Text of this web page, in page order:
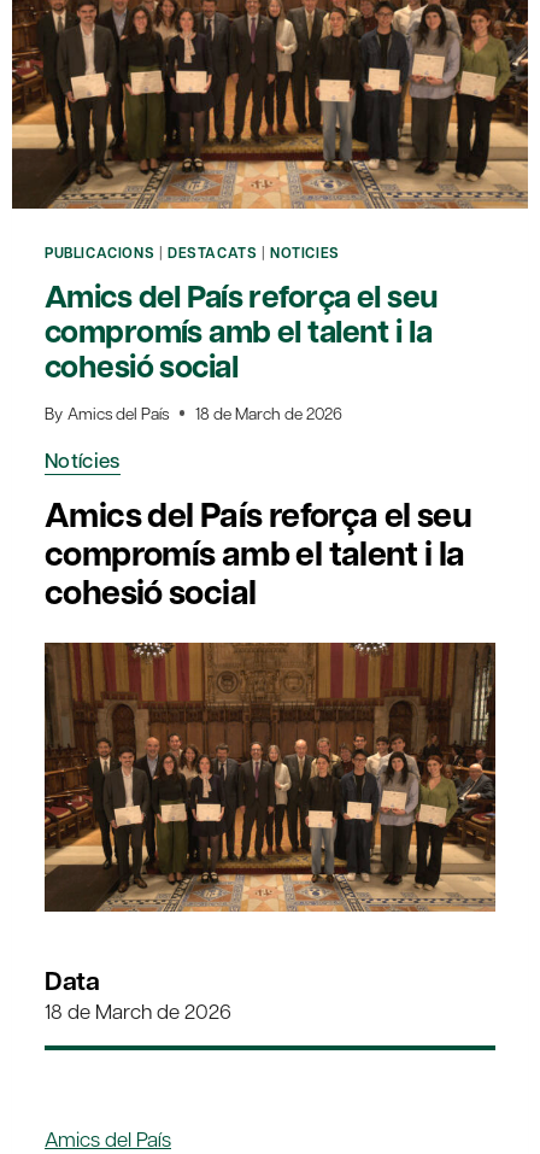
PUBLICACIONS | DESTACATS |NOTICIES
Amics del País reforça el seu
compromís amb el talent i la
cohesió social
By Amics del País 18 de March de 2026
Notícies
Amics del País reforça el seu
compromís amb el talent i la
cohesió social
Data
18 de March de 2026
Amics del País